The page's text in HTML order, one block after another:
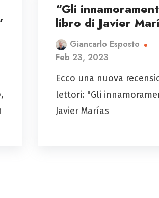
“Gli
libro di Javier
Giancarlo Esposto
Feb 23, 2023
Ecco una nuova
lettori: "Gli
Javier Marías